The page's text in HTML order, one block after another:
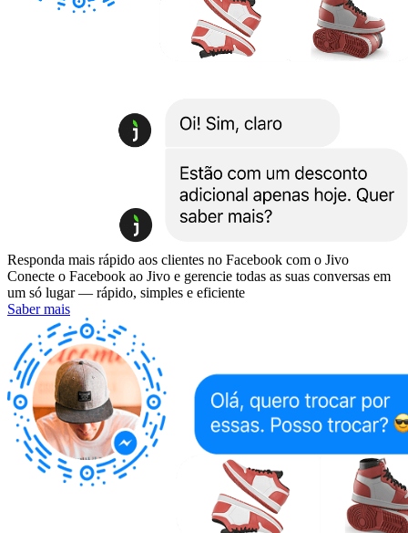
Responda mais rápido aos clientes no Facebook com o Jivo
Conecte o Facebook ao Jivo e gerencie todas as suas conversas em
um só lugar — rápido, simples e eficiente
Saber mais